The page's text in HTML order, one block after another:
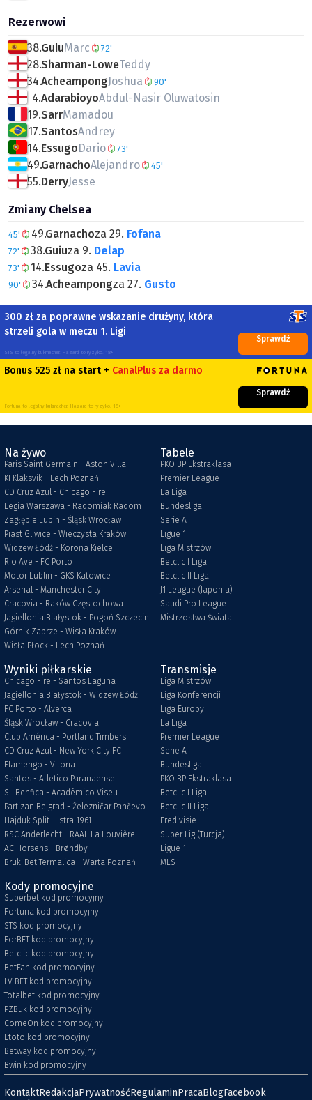
Rezerwowi
38.GuiuMarc 72'
28.Sharman-LoweTeddy
34.AcheampongJoshua 90'
4.AdarabioyoAbdul-Nasir Oluwatosin
19.SarrMamadou
17.SantosAndrey
14.EssugoDario 73'
49.GarnachoAlejandro 45'
55.DerryJesse
Zmiany Chelsea
45' 49.Garnachoza 29. Fofana
72' 38.Guiuza 9. Delap
73' 14.Essugoza 45. Lavia
90' 34.Acheampongza 27. Gusto
300 zł za poprawne wskazanie drużyny, która
strzeli gola w meczu 1. Ligi
STS to legalny bukmacher. Hazard to ryzyko. 18+
Sprawdź
Bonus 525 zł na start + CanalPlus za darmo
Fortuna to legalny bukmacher. Hazard to ryzyko. 18+
Sprawdź
Na żywo
Paris Saint Germain - Aston Villa
KI Klaksvik - Lech Poznań
CD Cruz Azul - Chicago Fire
Legia Warszawa - Radomiak Radom
Zagłębie Lubin - Śląsk Wrocław
Piast Gliwice - Wieczysta Kraków
Widzew Łódź - Korona Kielce
Rio Ave - FC Porto
Motor Lublin - GKS Katowice
Arsenal - Manchester City
Cracovia - Raków Częstochowa
Jagiellonia Białystok - Pogoń Szczecin
Górnik Zabrze - Wisła Kraków
Wisła Płock - Lech Poznań
Tabele
PKO BP Ekstraklasa
Premier League
La Liga
Bundesliga
Serie A
Ligue 1
Liga Mistrzów
Betclic I Liga
Betclic II Liga
J1 League (Japonia)
Saudi Pro League
Mistrzostwa Świata
Wyniki piłkarskie
Chicago Fire - Santos Laguna
Jagiellonia Białystok - Widzew Łódź
FC Porto - Alverca
Śląsk Wrocław - Cracovia
Club América - Portland Timbers
CD Cruz Azul - New York City FC
Flamengo - Vitoria
Santos - Atletico Paranaense
SL Benfica - Académico Viseu
Partizan Belgrad - Železničar Pančevo
Hajduk Split - Istra 1961
RSC Anderlecht - RAAL La Louvière
AC Horsens - Brøndby
Bruk-Bet Termalica - Warta Poznań
Transmisje
Liga Mistrzów
Liga Konferencji
Liga Europy
La Liga
Premier League
Serie A
Bundesliga
PKO BP Ekstraklasa
Betclic I Liga
Betclic II Liga
Eredivisie
Super Lig (Turcja)
Ligue 1
MLS
Kody promocyjne
Superbet kod promocyjny
Fortuna kod promocyjny
STS kod promocyjny
ForBET kod promocyjny
Betclic kod promocyjny
BetFan kod promocyjny
LV BET kod promocyjny
Totalbet kod promocyjny
PZBuk kod promocyjny
ComeOn kod promocyjny
Etoto kod promocyjny
Betway kod promocyjny
Bwin kod promocyjny
KontaktRedakcjaPrywatnośćRegulaminPracaBlogFacebook